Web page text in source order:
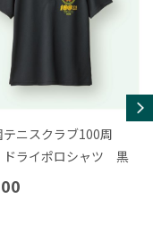
テニスクラブ100周
イポロシャツ 黒